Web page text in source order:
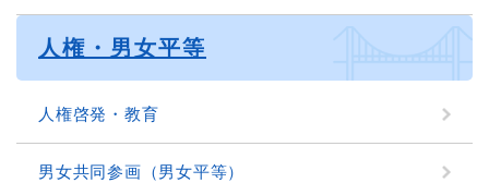
人権・男女平等
人権啓発・教育
男女共同参画（男女平等）